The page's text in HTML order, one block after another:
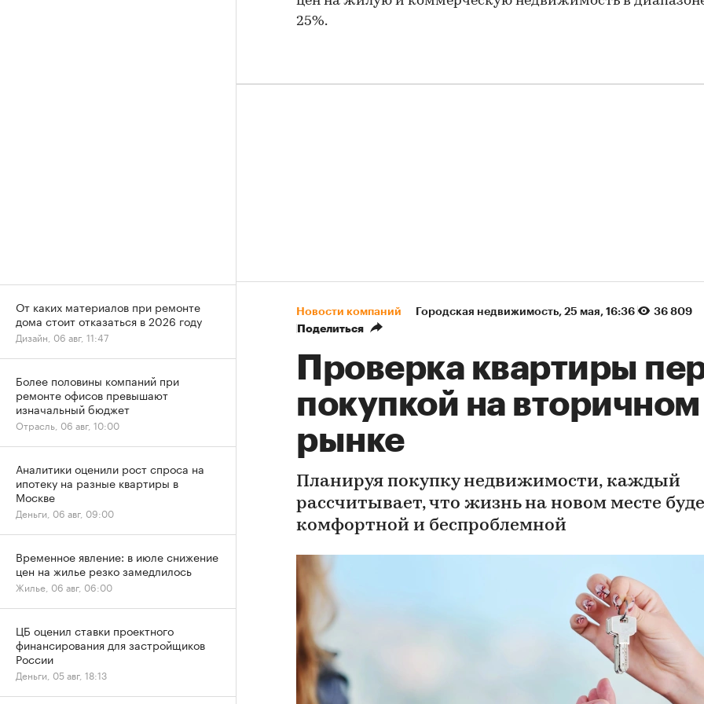
25%.
Новости компаний Городская недвижимость⁠, 25 мая, 16:36
36 809
Поделиться
Проверка квартиры
покупкой на вторичном
рынке
Планируя покупку недвижимости, каждый
рассчитывает, что жизнь на новом месте
комфортной и беспроблемной
От каких материалов при ремонте
дома стоит отказаться в 2026 году
Дизайн, 06 авг, 11:47
Более половины компаний при
ремонте офисов превышают
изначальный бюджет
Отрасль, 06 авг, 10:00
Аналитики оценили рост спроса на
ипотеку на разные квартиры в
Москве
Деньги, 06 авг, 09:00
Временное явление: в июле снижение
цен на жилье резко замедлилось
Жилье, 06 авг, 06:00
ЦБ оценил ставки проектного
финансирования для застройщиков
России
Деньги, 05 авг, 18:13